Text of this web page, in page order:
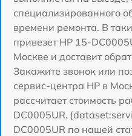
специализированного
времени ремонта. В
привезет HP 15-
Москве и доставит
Закажите звонок или
сервис-центра HP в
рассчитает стоимость
DC0005UR.
DC0005UR по нашей